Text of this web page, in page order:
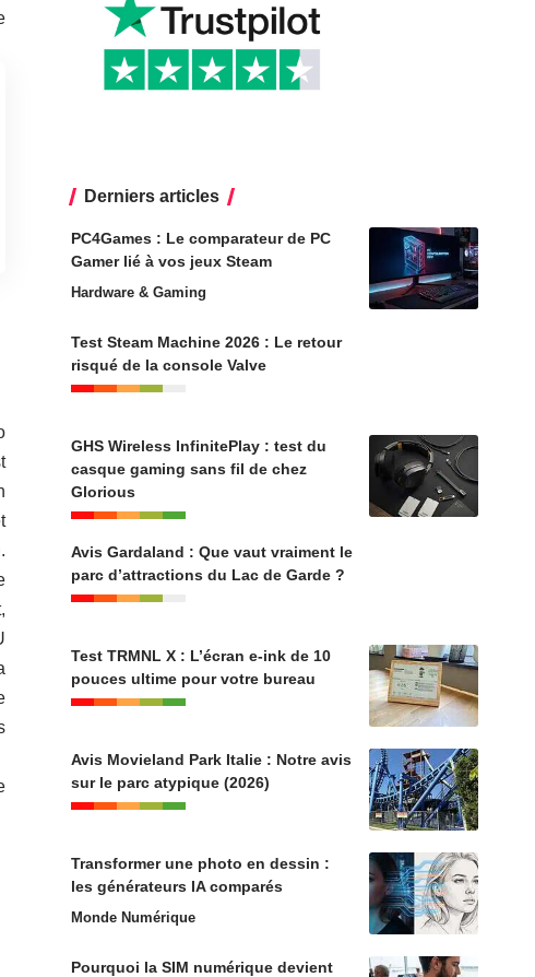
Derniers articles
PC4Games : Le comparateur de PC
Gamer lié à vos jeux Steam
Hardware & Gaming
Test Steam Machine 2026 : Le retour
risqué de la console Valve
GHS Wireless InfinitePlay : test du
casque gaming sans fil de chez
Glorious
Avis Gardaland : Que vaut vraiment le
parc d’attractions du Lac de Garde ?
Test TRMNL X : L’écran e-ink de 10
pouces ultime pour votre bureau
Avis Movieland Park Italie : Notre avis
sur le parc atypique (2026)
Transformer une photo en dessin :
les générateurs IA comparés
Monde Numérique
Pourquoi la SIM numérique devient